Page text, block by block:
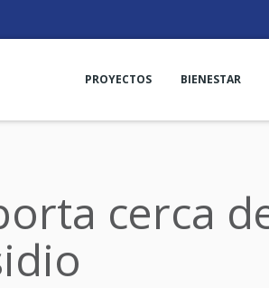
PROYECTOS BIENESTAR
cerca